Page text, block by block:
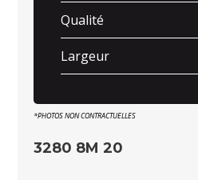
Qualité
Largeur
*PHOTOS NON CONTRACTUELLES
3280 8M 20